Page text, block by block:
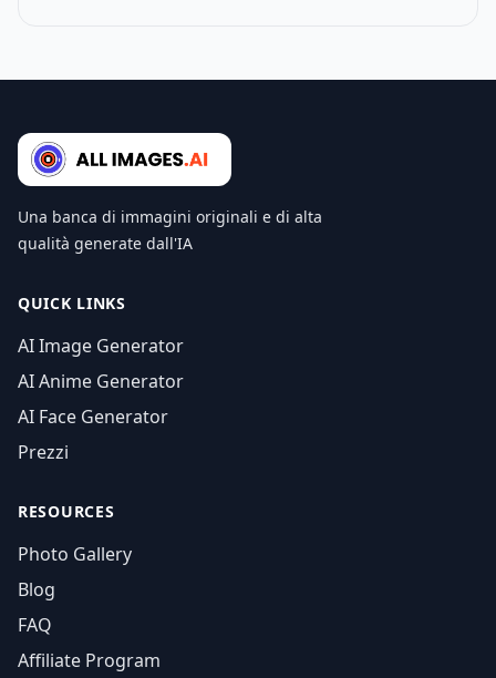
Una banca di immagini originali e di alta
qualità generate dall'IA
QUICK LINKS
AI Image Generator
AI Anime Generator
AI Face Generator
Prezzi
RESOURCES
Photo Gallery
Blog
FAQ
Affiliate Program